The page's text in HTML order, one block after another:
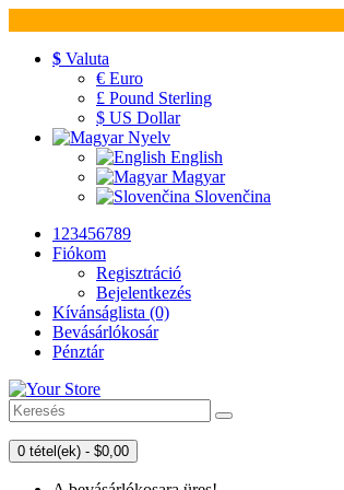
$ Valuta
€ Euro
£ Pound Sterling
$ US Dollar
Nyelv
English
Magyar
Slovenčina
123456789
Fiókom
Regisztráció
Bejelentkezés
Kívánságlista (0)
Bevásárlókosár
Pénztár
0 tétel(ek) - $0,00